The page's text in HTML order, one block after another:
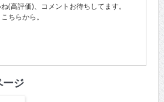
(高評価)、コメントお待ちしてます。
ちらから。
ージ